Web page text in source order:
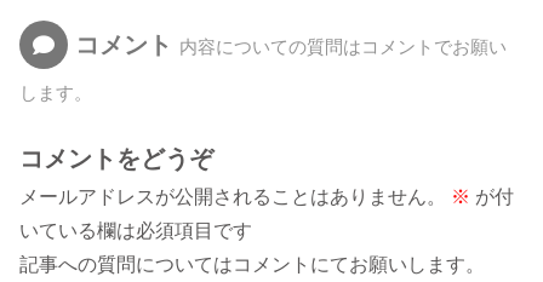
コメント 内容についての質問はコメントでお願い
します。
コメントをどうぞ
メールアドレスが公開されることはありません。 ※ が付
いている欄は必須項目です
記事への質問についてはコメントにてお願いします。